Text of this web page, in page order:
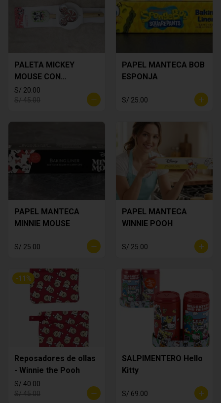
PALETA MICKEY
MOUSE CON
CORTADOR DE
GALLETA
S/ 20.00
S/ 45.00
PAPEL MANTECA BOB
ESPONJA
S/ 25.00
PAPEL MANTECA
MINNIE MOUSE
S/ 25.00
PAPEL MANTECA
WINNIE POOH
S/ 25.00
-11 %
Reposadores de ollas
- Winnie the Pooh
S/ 40.00
S/ 45.00
SALPIMENTERO Hello
Kitty
S/ 69.00